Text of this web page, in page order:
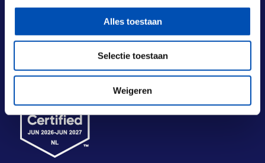
Alles toestaan
Selectie toestaan
Weigeren